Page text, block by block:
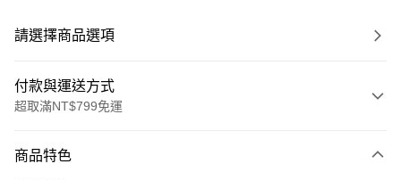
請選擇商品選項
付款與運送方式
超取滿NT$799免運
信用卡一次付款
商品特色